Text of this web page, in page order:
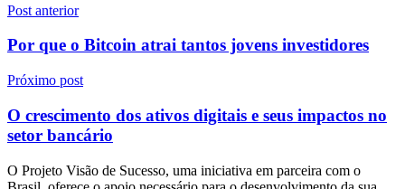
Navegação
de
Post
Post anterior
Por que o Bitcoin atrai tantos jovens investidores
Próximo post
O crescimento dos ativos digitais e seus impactos no
setor bancário
O Projeto Visão de Sucesso, uma iniciativa em parceira com o